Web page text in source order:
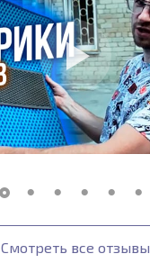
Смотреть все отзывы